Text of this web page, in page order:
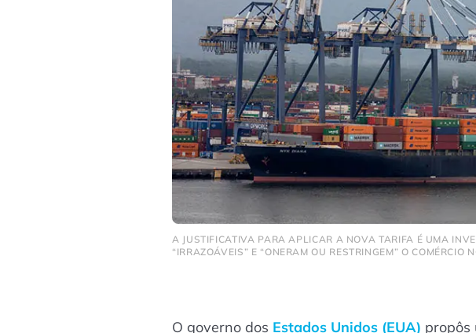
A JUSTIFICATIVA PARA APLICAR A NOVA TARIFA É UMA
“IRRAZOÁVEIS” E “ONERAM OU RESTRINGEM” O COMÉRCIO
O governo dos Estados Unidos (EUA) propôs